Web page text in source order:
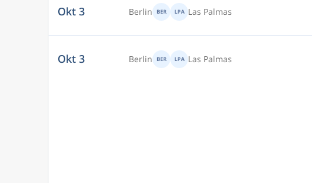
Okt 3 Berlin BER LPA Las Palmas
Okt 3 Berlin BER LPA Las Palmas